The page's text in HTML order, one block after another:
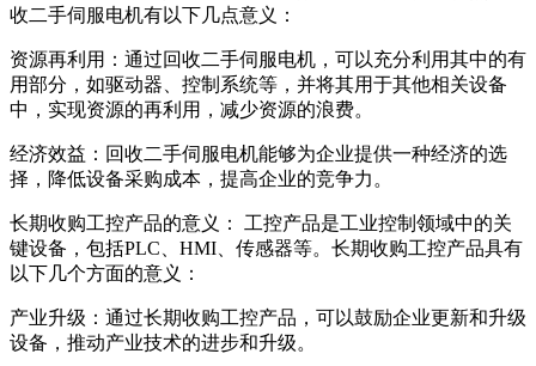
收二手伺服电机有以下几点意义：
资源再利用：通过回收二手伺服电机，可以充分利用其中的有
用部分，如驱动器、控制系统等，并将其用于其他相关设备
中，实现资源的再利用，减少资源的浪费。
经济效益：回收二手伺服电机能够为企业提供一种经济的选
择，降低设备采购成本，提高企业的竞争力。
长期收购工控产品的意义： 工控产品是工业控制领域中的关
键设备，包括PLC、HMI、传感器等。长期收购工控产品具有
以下几个方面的意义：
产业升级：通过长期收购工控产品，可以鼓励企业更新和升级
设备，推动产业技术的进步和升级。